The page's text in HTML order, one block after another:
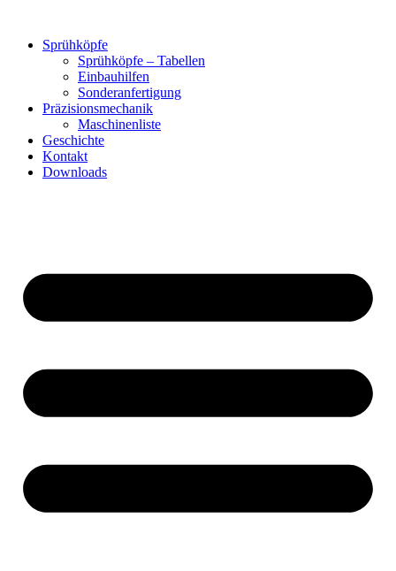
springenSprühköpfe
Sprühköpfe – Tabellen
Einbauhilfen
Sonderanfertigung
Präzisionsmechanik
Maschinenliste
Geschichte
Kontakt
Downloads